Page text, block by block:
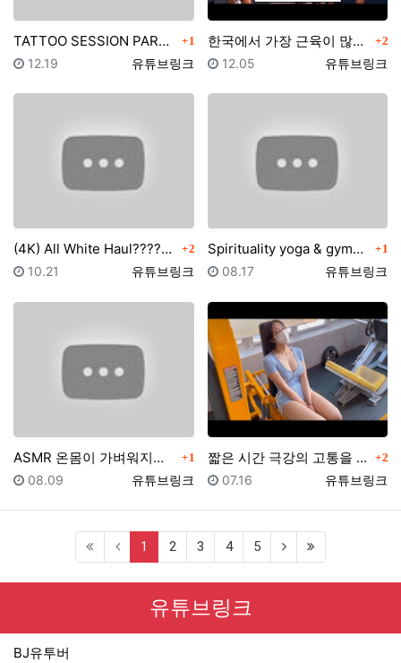
TATTOO SESSION PART9 | 2928 TA… 댓글
1
등록자
유튜브링크
등록일
12.19
한국에서 가장 근육이 많은 여자, 당신이 몰랐던 사실 … 댓글
2
등록자
유튜브링크
등록일
12.05
(4K) All White Haul????Yoga po… 댓글
2
등록자
유튜브링크
등록일
10.21
Spirituality yoga & gymnastics… 댓글
1
등록자
유튜브링크
등록일
08.17
ASMR 온몸이 가벼워지는 겨드랑이 복부 림프마사지 댓글
1
등록자
유튜브링크
등록일
08.09
짧은 시간 극강의 고통을 안겨주는 하체 루틴 댓글
2
등록자
유튜브링크
등록일
07.16
1 (current)
2 3 4 5
유튜브링크
BJ유투버